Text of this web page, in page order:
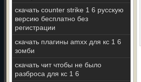
скачать counter strike 1 6 русскую
версию бесплатно без
регистрации
скачать плагины amxx для кс 1 6
зомби
скачать чит чтобы не было
разброса для кс 1 6